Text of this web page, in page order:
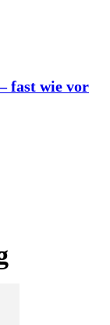
fast wie vor